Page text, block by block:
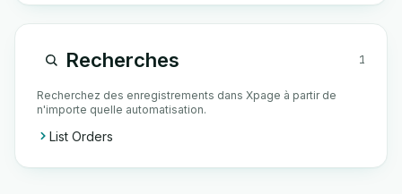
Recherches 1
Recherchez des enregistrements dans Xpage à partir de
n'importe quelle automatisation.
List Orders